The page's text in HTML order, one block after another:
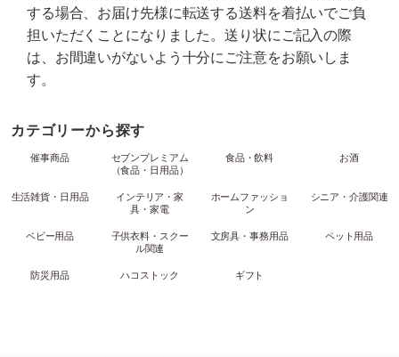
する場合、お届け先様に転送する送料を着払いでご負
担いただくことになりました。送り状にご記入の際
は、お間違いがないよう十分にご注意をお願いしま
す。
カテゴリーから探す
催事商品
セブンプレミアム
（食品・日用品）
食品・飲料 お酒
生活雑貨・日用品
インテリア・家
具・家電
ホームファッショ
ン
シニア・介護関連
ベビー用品
子供衣料・スクー
ル関連
文房具・事務用品 ペット用品
防災用品 ハコストック ギフト